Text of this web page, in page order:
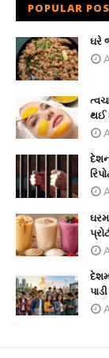
POPULAR
ઘરે
થઈ